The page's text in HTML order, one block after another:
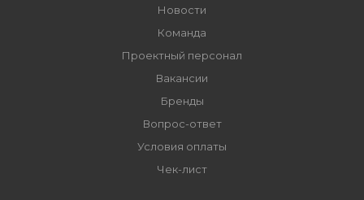
Новости
Команда
Проектный персонал
Вакансии
Бренды
Вопрос-ответ
Условия оплаты
Чек-лист